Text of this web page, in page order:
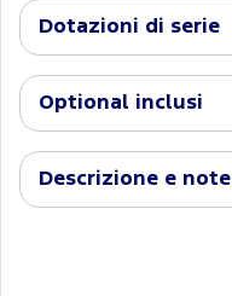
Dotazioni di serie
Optional inclusi
Descrizione e note